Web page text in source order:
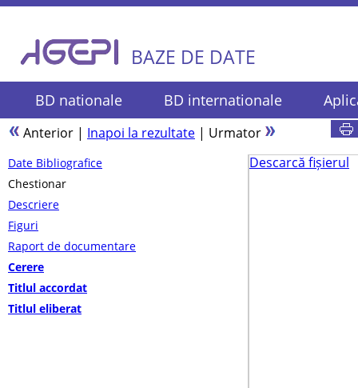
BAZE DE DATE
BD nationale BD internationale
Anterior | Inapoi la rezultate | Urmator
Date Bibliografice
Chestionar
Descriere
Figuri
Raport de documentare
Cerere
Titlul accordat
Titlul eliberat
Descarcă fișierul